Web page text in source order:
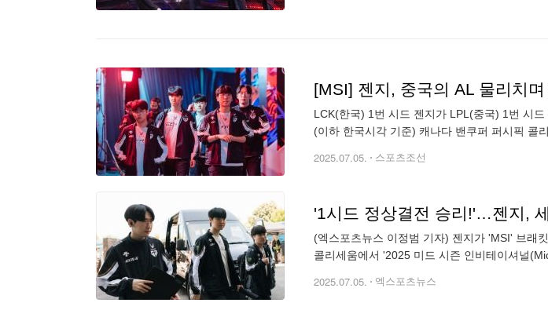
[MSI] 젠지, 중국의 AL 물리치
LCK(한국) 1번 시드 젠지가 LPL(중국) 1번 시
(이하 한국시각 기준) 캐나다 밴쿠퍼 퍼시픽 콜
2025.07.05. 스포츠조선
'1시드 정상결전 승리!'…젠지,
(엑스포츠뉴스 이정범 기자) 젠지가 'MSI' 브래
콜리세움에서 '2025 미드 시즌 인비테이셔널
2025.07.05. 엑스포츠뉴스